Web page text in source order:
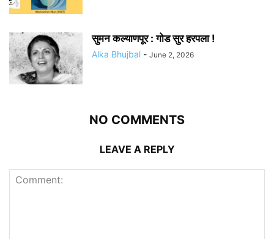
सुमन कल्याणपूर : गोड सुर हरपला !
Alka Bhujbal - June 2, 2026
NO COMMENTS
LEAVE A REPLY